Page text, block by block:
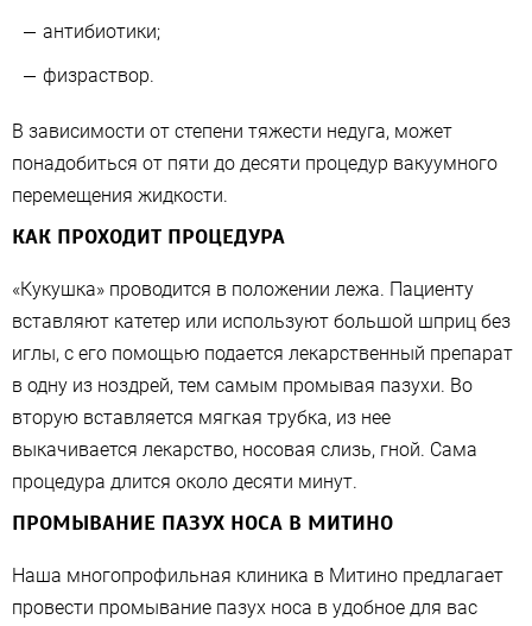
антибиотики;
физраствор.
В зависимости от степени тяжести недуга, может
понадобиться от пяти до десяти процедур вакуумного
перемещения жидкости.
КАК ПРОХОДИТ ПРОЦЕДУРА
«Кукушка» проводится в положении лежа. Пациенту
вставляют катетер или используют большой шприц без
иглы, с его помощью подается лекарственный препарат
в одну из ноздрей, тем самым промывая пазухи. Во
вторую вставляется мягкая трубка, из нее
выкачивается лекарство, носовая слизь, гной. Сама
процедура длится около десяти минут.
ПРОМЫВАНИЕ ПАЗУХ НОСА В МИТИНО
Наша многопрофильная клиника в Митино предлагает
провести промывание пазух носа в удобное для вас